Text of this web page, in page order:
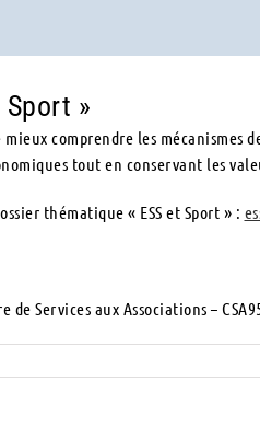
Sport »
comprendre les mécanismes
tout en conservant les
thématique « ESS et Sport » :
Services aux Associations –